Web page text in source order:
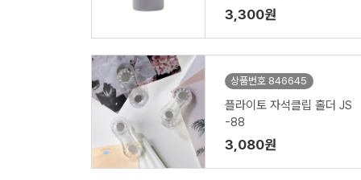
터 스탬프 ZA568
3,300원
상품번호 846645
플라이토 자석클립 홀더 JS
-88
3,080원